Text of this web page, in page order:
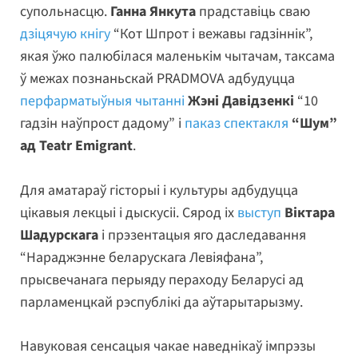
супольнасцю. Ганна Янкута прадставіць сваю
дзіцячую кнігу “Кот Шпрот і вежавы гадзіннік”,
якая ўжо палюбілася маленькім чытачам, таксама
ў межах познаньскай PRADMOVA адбудуцца
перфарматыўныя чытанніЖэні Давідзенкі “10
гадзін наўпрост дадому” і паказ спектакля “Шум”
ад Teatr Emigrant.
Для аматараў гісторыі і культуры адбудуцца
цікавыя лекцыі і дыскусіі. Сярод іх выступ Віктара
Шадурскага і прэзентацыя яго даследавання
“Нараджэнне беларускага Левіяфана”,
прысвечанага перыяду пераходу Беларусі ад
парламенцкай рэспублікі да аўтарытарызму.
Навуковая сенсацыя чакае наведнікаў імпрэзы